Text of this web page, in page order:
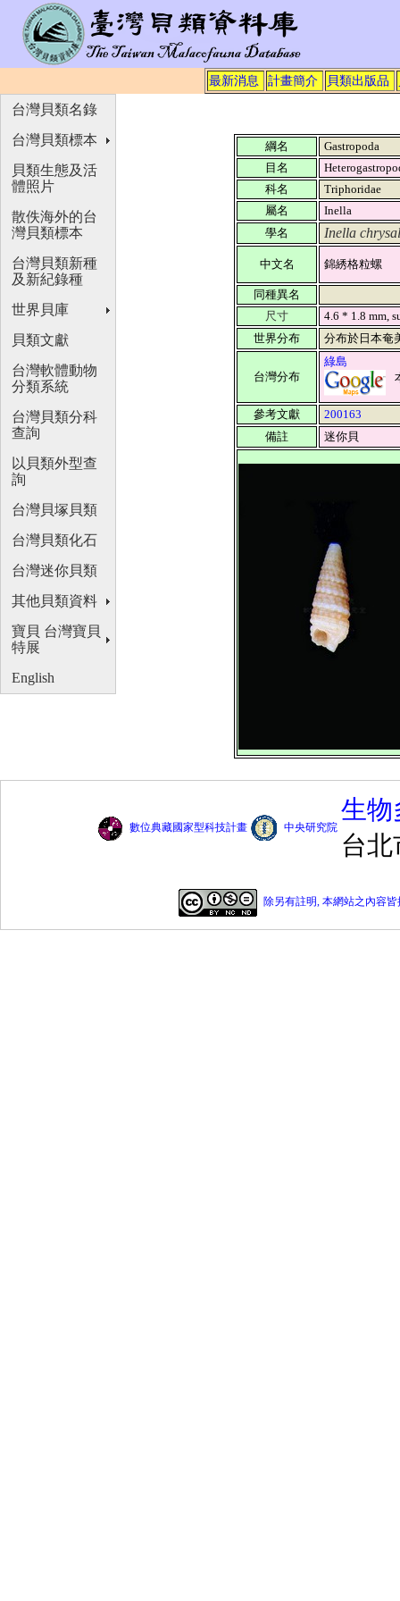
最新消息 計畫簡介 貝類出版品
綱名
Gastropoda
目名
科名
Triphoridae
屬名
Inella
學名
Inella
中文名 錦綉格粒螺
同種異名
尺寸
4.6 * 1.8 mm,
世界分布
分布於日本奄
台灣分布
綠島
參考文獻
200163
備註
迷你貝
台灣貝類名錄
台灣貝類標本
貝類生態及活
體照片
散佚海外的台
灣貝類標本
台灣貝類新種
及新紀錄種
世界貝庫
貝類文獻
台灣軟體動物
分類系統
台灣貝類分科
查詢
以貝類外型查
詢
台灣貝塚貝類
台灣貝類化石
台灣迷你貝類
其他貝類資料
寶貝 台灣寶貝
特展
English
數位典藏國家型科技計畫 中央研究院
生物
台北
除另有註明, 本網站之內容